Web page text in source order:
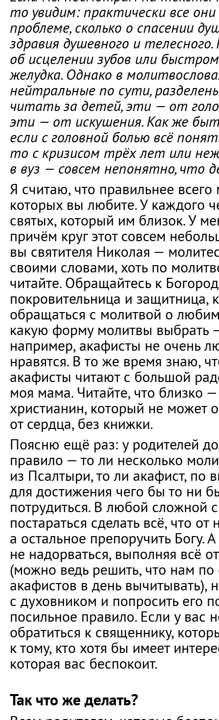
то увидим: практически все они
проблеме, сколько о спасении
здравия душевного и
об исцелении зубов или
желудка. Однако в
нейтральные по сути,
читать за детей, эти — от
эти — от искушения. Как же
если с головной болью всё
то с кризисом трёх лет или
в вуз — совсем непонятно, что
Я считаю, что правильнее всего
которых вы любите. У каждого
святых, который им близок. У
причём круг этот совсем
вы святителя Николая —
своими словами, хоть по
читайте. Обращайтесь к
покровительница и защитница,
обращаться с молитвой о
какую форму молитвы выбрать
например, акафисты не очень
нравятся. В то же время знаю,
акафисты читают с большой
моя мама. Читайте, что близко
христианин, который не может
от сердца, без книжки.
Поясню ещё раз: у родителей
правило — то ли несколько
из Псалтыри, то ли акафист, по
для достижения чего бы то ни
потрудиться. В любой сложной
постараться сделать всё, что от
а остальное препоручить Богу.
не надорваться, выполняя всё
(можно ведь решить, что нам по
акафистов в день вычитывать),
с духовником и попросить его
посильное правило. Если у вас
обратиться к священнику,
к тому, кто хотя бы имеет
которая вас беспокоит.
Так что же делать?